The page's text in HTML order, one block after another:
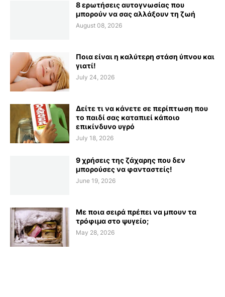
8 ερωτήσεις αυτογνωσίας που
μπορούν να σας αλλάξουν τη ζωή
August 08, 2026
Ποια είναι η καλύτερη στάση ύπνου και
γιατί!
July 24, 2026
Δείτε τι να κάνετε σε περίπτωση που
το παιδί σας καταπιεί κάποιο
επικίνδυνο υγρό
July 18, 2026
9 χρήσεις της ζάχαρης που δεν
μπορούσες να φανταστείς!
June 19, 2026
Με ποια σειρά πρέπει να μπουν τα
τρόφιμα στο ψυγείο;
May 28, 2026